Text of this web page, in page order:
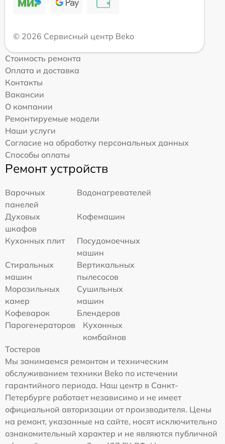
© 2026 Сервисный центр Beko
Стоимость ремонта
Оплата и доставка
Контакты
Вакансии
О компании
Ремонтируемые модели
Наши услуги
Согласие на обработку персональных данных
Способы оплаты
Ремонт устройств
Варочных
панелей
Водонагревателей
Духовых
шкафов
Кофемашин
Кухонных плит
Посудомоечных
машин
Стиральных
машин
Вертикальных
пылесосов
Морозильных
камер
Сушильных
машин
Кофеварок
Блендеров
Парогенераторов
Кухонных
комбайнов
Тостеров
Мы занимаемся ремонтом и техническим
обслуживанием техники Beko по истечении
гарантийного периода. Наш центр в Санкт-
Петербурге работает независимо и не имеет
официальной авторизации от производителя. Цены
на ремонт, указанные на сайте, носят исключительно
ознакомительный характер и не являются публичной